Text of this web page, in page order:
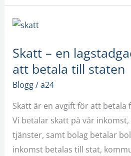
Skatt – en
att betala till staten
Blogg/a24
Skatt är en avgift för att
Vi betalar skatt på vår
tjänster, samt bolag betalar
inkomst betalas till stat,
Skatt
en
lagstadgad
skyldighet
betala
till
staten